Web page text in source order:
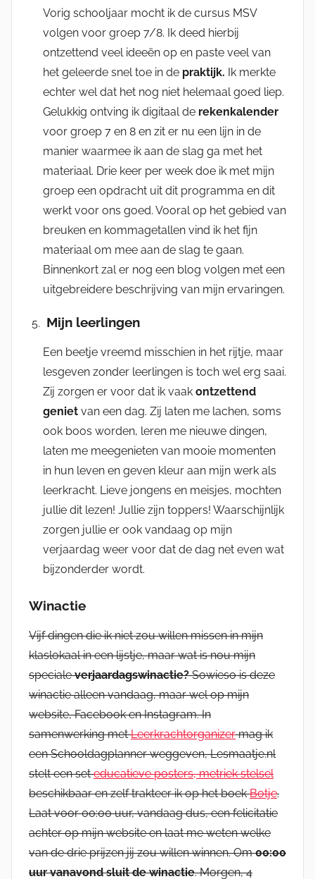
Vorig schooljaar mocht ik de cursus MSV
volgen voor groep 7/8. Ik deed hierbij
ontzettend veel ideeën op en paste veel van
het geleerde snel toe in de praktijk. Ik merkte
echter wel dat het nog niet helemaal goed liep.
Gelukkig ontving ik digitaal de rekenkalender
voor groep 7 en 8 en zit er nu een lijn in de
manier waarmee ik aan de slag ga met het
materiaal. Drie keer per week doe ik met mijn
groep een opdracht uit dit programma en dit
werkt voor ons goed. Vooral op het gebied van
breuken en kommagetallen vind ik het fijn
materiaal om mee aan de slag te gaan.
Binnenkort zal er nog een blog volgen met een
uitgebreidere beschrijving van mijn ervaringen.
Mijn leerlingen
Een beetje vreemd misschien in het rijtje, maar
lesgeven zonder leerlingen is toch wel erg saai.
Zij zorgen er voor dat ik vaak ontzettend
geniet van een dag. Zij laten me lachen, soms
ook boos worden, leren me nieuwe dingen,
laten me meegenieten van mooie momenten
in hun leven en geven kleur aan mijn werk als
leerkracht. Lieve jongens en meisjes, mochten
jullie dit lezen! Jullie zijn toppers! Waarschijnlijk
zorgen jullie er ook vandaag op mijn
verjaardag weer voor dat de dag net even wat
bijzonderder wordt.
Winactie
Vijf dingen die ik niet zou willen missen in mijn
klaslokaal in een lijstje, maar wat is nou mijn
specialeverjaardagswinactie?Sowieso is deze
winactie alleen vandaag, maar wel op mijn
website, Facebook en Instagram. In
samenwerking metLeerkrachtorganizermag ik
een Schooldagplanner weggeven, Lesmaatje.nl
stelt een seteducatieve posters, metriek stelsel
beschikbaar en zelf trakteer ik op het boekBotje.
Laat voor 00:00 uur, vandaag dus, een felicitatie
achter op mijn website en laat me weten welke
van de drie prijzen jij zou willen winnen. Om00:00
uur vanavond sluit de winactie. Morgen, 4